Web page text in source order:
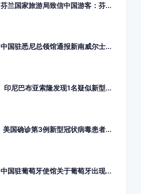
芬兰国家旅游局致信中国游客：芬...
中国驻悉尼总领馆通报新南威尔士...
印尼巴布亚索隆发现1名疑似新型...
美国确诊第3例新型冠状病毒患者...
中国驻葡萄牙使馆关于葡萄牙出现...